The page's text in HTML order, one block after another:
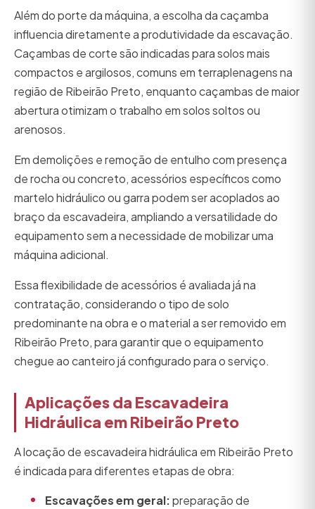
Além do porte da máquina, a escolha da caçamba
influencia diretamente a produtividade da escavação.
Caçambas de corte são indicadas para solos mais
compactos e argilosos, comuns em terraplenagens na
região de Ribeirão Preto, enquanto caçambas de maior
abertura otimizam o trabalho em solos soltos ou
arenosos.
Em demolições e remoção de entulho com presença
de rocha ou concreto, acessórios específicos como
martelo hidráulico ou garra podem ser acoplados ao
braço da escavadeira, ampliando a versatilidade do
equipamento sem a necessidade de mobilizar uma
máquina adicional.
Essa flexibilidade de acessórios é avaliada já na
contratação, considerando o tipo de solo
predominante na obra e o material a ser removido em
Ribeirão Preto, para garantir que o equipamento
chegue ao canteiro já configurado para o serviço.
Aplicações da Escavadeira
Hidráulica em Ribeirão Preto
A locação de escavadeira hidráulica em Ribeirão Preto
é indicada para diferentes etapas de obra:
Escavações em geral:preparação de